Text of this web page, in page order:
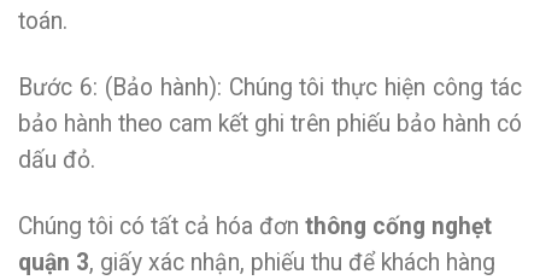
toán.
Bước 6: (Bảo hành): Chúng tôi thực hiện công tác
bảo hành theo cam kết ghi trên phiếu bảo hành có
dấu đỏ.
Chúng tôi có tất cả hóa đơn thông cống nghẹt
quận 3, giấy xác nhận, phiếu thu để khách hàng